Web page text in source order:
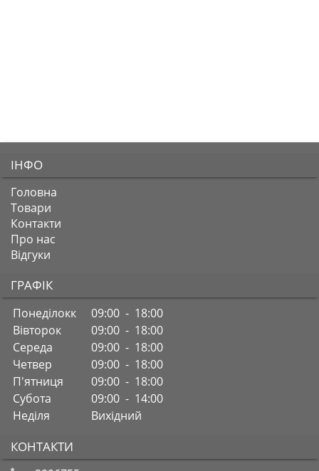
ІНФО
Головна
Товари
Контакти
Про нас
Відгуки
ГРАФІК
Понеділокк
09:00 - 18:00
Вівторок
09:00 - 18:00
Середа
09:00 - 18:00
Четвер
09:00 - 18:00
П'ятниця
09:00 - 18:00
Субота
09:00 - 14:00
Неділя
Вихідний
КОНТАКТИ